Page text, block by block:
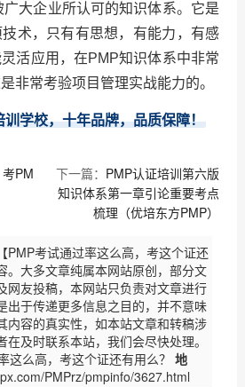
广大企业所认可的知识体系。它是
术，只有有思想，有能力，有感
活应用，在PMP知识体系中非常
非常考验项目管理实战能力的。
训学校，十年品牌，品质保障！
PM
下一篇： PMP认证培训第六版
知识体系第一章引论重要考点
梳理（优培东方PMP）
PMP考试通过率这么高，考这个证还
。大多文章纯属本网站原创，部分文
网友投稿，本网站只负责对文章进行
出于传递更多信息之目的，并不意味
内容的真实性，如本站文章和转稿涉
及时联系本站，我们会尽快处理。
这么高，考这个证还有用么？ 地
PMPrz/pmpinfo/3627.html